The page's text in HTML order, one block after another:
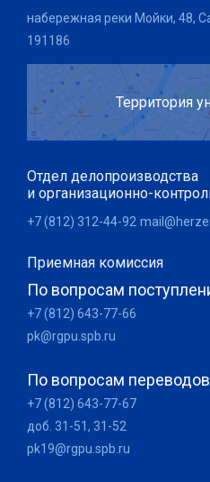
набережная реки Мойки, 48,
191186
Территория
Отдел делопроизводства
и организационно-
+7 (812) 312-44-92
Приемная комиссия
По вопросам
+7 (812) 643-77-66
pk@rgpu.spb.ru
По вопросам
+7 (812) 643-77-67
доб. 31-51, 31-52
pk19@rgpu.spb.ru